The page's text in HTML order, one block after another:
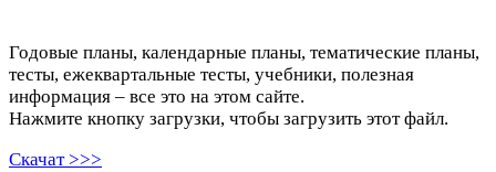
Годовые планы, календарные планы, тематические планы,
тесты, ежеквартальные тесты, учебники, полезная
информация – все это на этом сайте.
Нажмите кнопку загрузки, чтобы загрузить этот файл.
Скачат >>>